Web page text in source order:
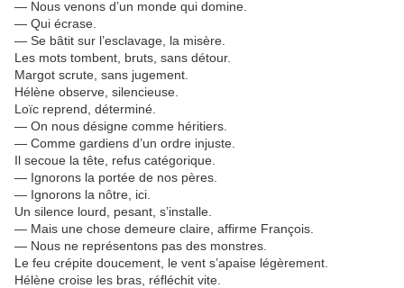
— Nous venons d’un monde qui domine.
— Qui écrase.
— Se bâtit sur l’esclavage, la misère.
Les mots tombent, bruts, sans détour.
Margot scrute, sans jugement.
Hélène observe, silencieuse.
Loïc reprend, déterminé.
— On nous désigne comme héritiers.
— Comme gardiens d’un ordre injuste.
Il secoue la tête, refus catégorique.
— Ignorons la portée de nos pères.
— Ignorons la nôtre, ici.
Un silence lourd, pesant, s’installe.
— Mais une chose demeure claire, affirme François.
— Nous ne représentons pas des monstres.
Le feu crépite doucement, le vent s’apaise légèrement.
Hélène croise les bras, réfléchit vite.